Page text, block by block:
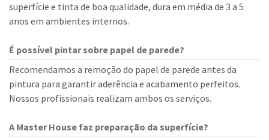
superfície e tinta de boa qualidade, dura em média de 3 a 5
anos em ambientes internos.
É possível pintar sobre papel de parede?
Recomendamos a remoção do papel de parede antes da
pintura para garantir aderência e acabamento perfeitos.
Nossos profissionais realizam ambos os serviços.
A Master House faz preparação da superfície?